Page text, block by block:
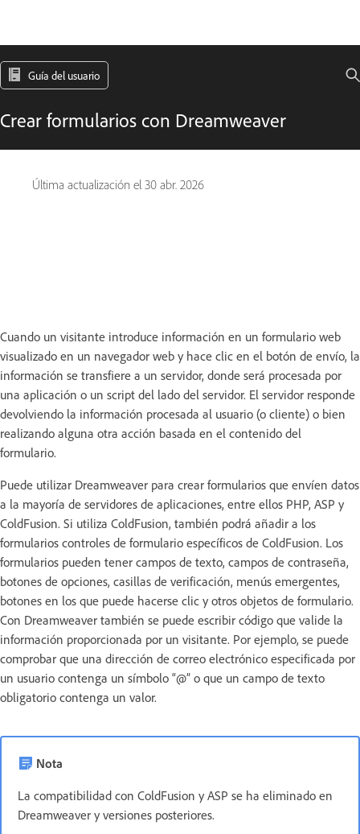
Guía del usuario
Crear formularios con Dreamweaver
Última actualización el 30 abr. 2026
Cuando un visitante introduce información en un formulario web
visualizado en un navegador web y hace clic en el botón de envío, la
información se transfiere a un servidor, donde será procesada por
una aplicación o un script del lado del servidor. El servidor responde
devolviendo la información procesada al usuario (o cliente) o bien
realizando alguna otra acción basada en el contenido del
formulario.
Puede utilizar Dreamweaver para crear formularios que envíen datos
a la mayoría de servidores de aplicaciones, entre ellos PHP, ASP y
ColdFusion. Si utiliza ColdFusion, también podrá añadir a los
formularios controles de formulario específicos de ColdFusion. Los
formularios pueden tener campos de texto, campos de contraseña,
botones de opciones, casillas de verificación, menús emergentes,
botones en los que puede hacerse clic y otros objetos de formulario.
Con Dreamweaver también se puede escribir código que valide la
información proporcionada por un visitante. Por ejemplo, se puede
comprobar que una dirección de correo electrónico especificada por
un usuario contenga un símbolo “@” o que un campo de texto
obligatorio contenga un valor.
Nota
La compatibilidad con ColdFusion y ASP se ha eliminado en
Dreamweaver y versiones posteriores.